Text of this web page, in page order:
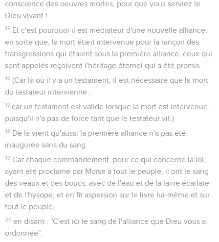
conscience des oeuvres mortes, pour que vous serviez le
Dieu vivant !
15 Et c'est pourquoi il est médiateur d'une nouvelle alliance,
en sorte que, la mort étant intervenue pour la rançon des
transgressions qui étaient sous la première alliance, ceux qui
sont appelés reçoivent l'héritage éternel qui a été promis.
16 (Car là où il y a un testament, il est nécessaire que la mort
du testateur intervienne ;
17 car un testament est valide lorsque la mort est intervenue,
puisqu'il n'a pas de force tant que le testateur vit.)
18 De là vient qu'aussi la première alliance n'a pas été
inaugurée sans du sang.
19 Car chaque commandement, pour ce qui concerne la loi,
ayant été proclamé par Moïse à tout le peuple, il prit le sang
des veaux et des boucs, avec de l'eau et de la laine écarlate
et de l'hysope, et en fit aspersion sur le livre lui-même et sur
tout le peuple,
20 en disant : "C'est ici le sang de l'alliance que Dieu vous a
ordonnée".